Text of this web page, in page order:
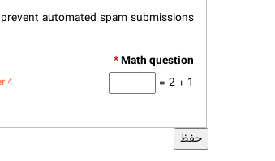
automated spam submissions.
*
1 + 2 =
4.